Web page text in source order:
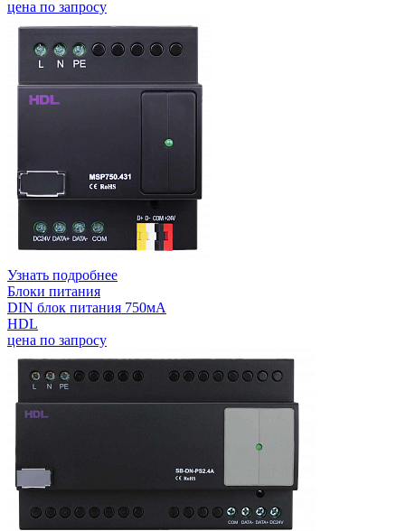
цена по запросу
Узнать подробнее
Блоки питания
DIN блок питания 750мА
HDL
цена по запросу